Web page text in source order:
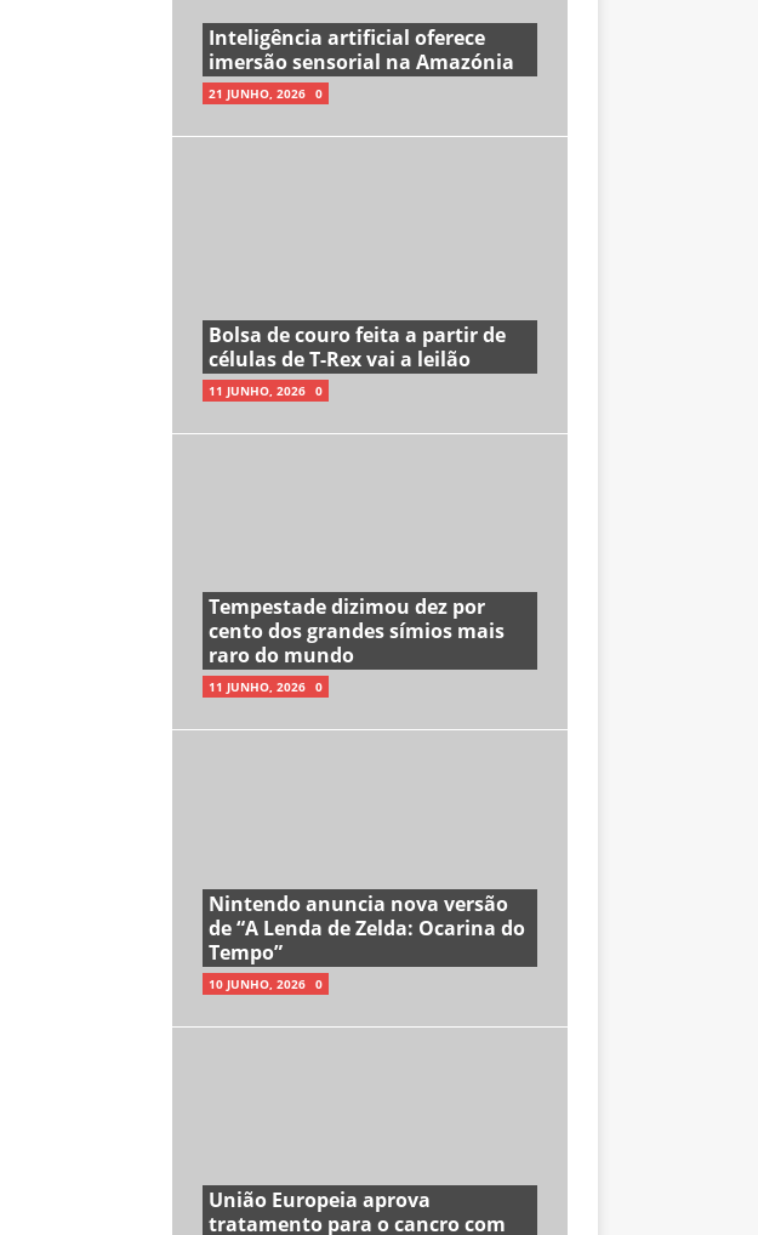
Inteligência artificial oferece
imersão sensorial na Amazónia
21 JUNHO, 2026 0
Bolsa de couro feita a partir de
células de T-Rex vai a leilão
11 JUNHO, 2026 0
Tempestade dizimou dez por
cento dos grandes símios mais
raro do mundo
11 JUNHO, 2026 0
Nintendo anuncia nova versão
de “A Lenda de Zelda: Ocarina do
Tempo”
10 JUNHO, 2026 0
União Europeia aprova
tratamento para o cancro com